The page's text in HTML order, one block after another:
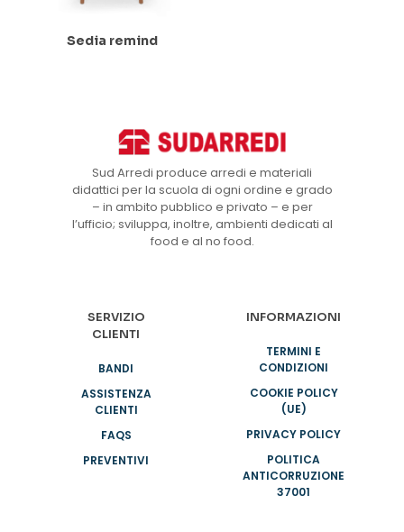
Sedia remind
Sud Arredi produce arredi e materiali
didattici per la scuola di ogni ordine e grado
– in ambito pubblico e privato – e per
l’ufficio; sviluppa, inoltre, ambienti dedicati al
food e al no food.
SERVIZIO
CLIENTI
BANDI
ASSISTENZA
CLIENTI
FAQS
PREVENTIVI
INFORMAZIONI
TERMINI E
CONDIZIONI
COOKIE POLICY
(UE)
PRIVACY POLICY
POLITICA
ANTICORRUZIONE
37001